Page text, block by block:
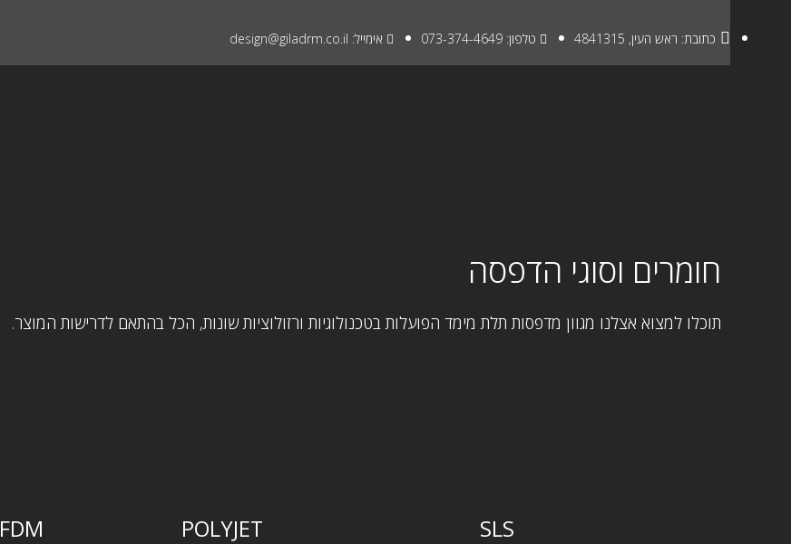
כתובת: ראש העין, 4841315 טלפון: 073-374-4649 אימייל: design@giladrm.co.il
חומרים וסוגי הדפסה
תוכלו למצוא אצלנו מגוון מדפסות תלת מימד הפועלות בטכנולוגיות ורזולוציות שונות, הכל בהתאם לדרישות המוצר.
SLS
POLYJET
FDM